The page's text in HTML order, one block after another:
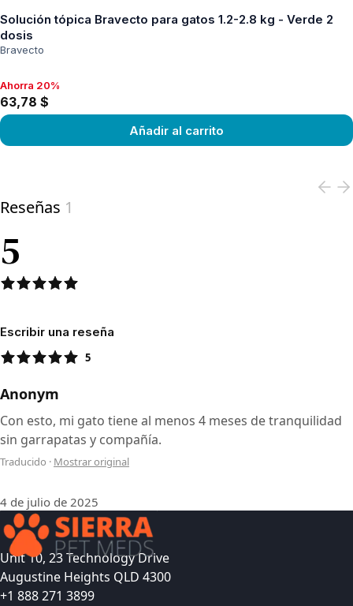
Solución tópica Bravecto para gatos 1.2-2.8 kg - Verde 2
dosis
Bravecto
Ahorra 20%, 63,78 $
Ahorra 20%
63,78 $
Añadir al carrito
Reseñas 1
5
Escribir una reseña
5
Anonym
Con esto, mi gato tiene al menos 4 meses de tranquilidad
sin garrapatas y compañía.
Traducido · Mostrar original
4 de julio de 2025
Unit 10, 23 Technology Drive
Augustine Heights QLD 4300
+1 888 271 3899